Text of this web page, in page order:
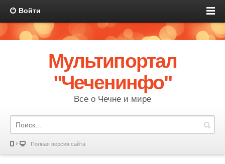
Войти
Мультипортал
"Чеченинфо"
Все о Чечне и мире
Полная версия сайта